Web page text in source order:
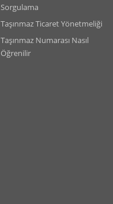
Sorgulama
Taşınmaz Ticaret Yönetmeliği
Taşınmaz Numarası Nasıl
Öğrenilir